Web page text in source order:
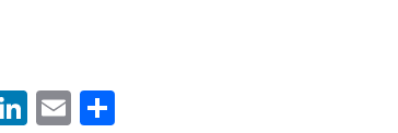
LinkedIn
Email